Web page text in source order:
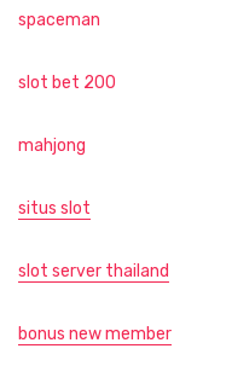
spaceman
slot bet 200
mahjong
situs slot
slot server thailand
bonus new member